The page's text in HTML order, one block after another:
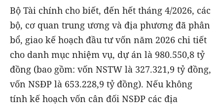
Bộ Tài chính cho biết, đến hết tháng 4/2026, các
bộ, cơ quan trung ương và địa phương đã phân
bổ, giao kế hoạch đầu tư vốn năm 2026 chi tiết
cho danh mục nhiệm vụ, dự án là 980.550,8 tỷ
đồng (bao gồm: vốn NSTW là 327.321,9 tỷ đồng,
vốn NSĐP là 653.228,9 tỷ đồng). Nếu không
tính kế hoạch vốn cân đối NSĐP các địa